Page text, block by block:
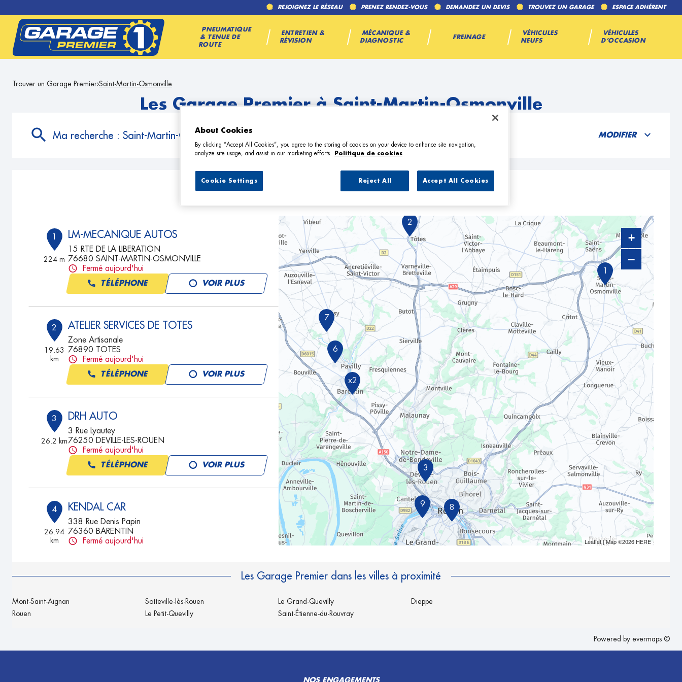
REJOIGNEZ LE RÉSEAU PRENEZ RENDEZ-VOUS DEMANDEZ UN DEVIS TROUVEZ UN GARAGE ESPACE ADHÉRENT
PNEUMATIQUE
& TENUE DE
ROUTE
ENTRETIEN &
RÉVISION
MÉCANIQUE &
DIAGNOSTIC
FREINAGE
VÉHICULES
NEUFS
VÉHICULES
D’OCCASION
Trouver un Garage Premier Saint-Martin-Osmonville
Les Garage Premier à Saint-Martin-Osmonville
Ma recherche : Saint-Martin-Osmonville MODIFIER
9 Garage Premier à Saint-Martin-Osmonville
1
224 m
LM-MECANIQUE AUTOS
15 RTE DE LA LIBERATION
76680 SAINT-MARTIN-OSMONVILLE
Fermé aujourd'hui
TÉLÉPHONE VOIR PLUS
2
19.63
km
ATELIER SERVICES DE TOTES
Zone Artisanale
76890 TOTES
Fermé aujourd'hui
TÉLÉPHONE VOIR PLUS
3
26.2 km
DRH AUTO
3 Rue Lyautey
76250 DEVILLE-LES-ROUEN
Fermé aujourd'hui
TÉLÉPHONE VOIR PLUS
4
26.94
km
KENDAL CAR
338 Rue Denis Papin
76360 BARENTIN
Fermé aujourd'hui
5 GARAGE DE LA COTE
12 Rue Pierre et Marie Curie
2
1
3
9 8
7
6
x2
+
−
Leaflet| Map ©2026HERE
Les Garage Premier dans les villes à proximité
Mont-Saint-Aignan
Rouen
Sotteville-lès-Rouen
Le Petit-Quevilly
Le Grand-Quevilly
Saint-Étienne-du-Rouvray
Dieppe
Powered by evermaps ©
NOS ENGAGEMENTS
About Cookies
By clicking “Accept All Cookies”, you agree to the storing of cookies on your device to enhance site navigation,
analyze site usage, and assist in our marketing efforts.
Politique de cookies
Reject All Accept All Cookies
Cookie Settings